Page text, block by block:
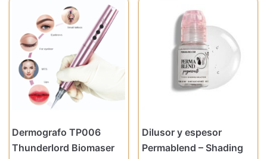
Dermografo TP006
Thunderlord Biomaser
Dilusor y espesor
Permablend – Shading